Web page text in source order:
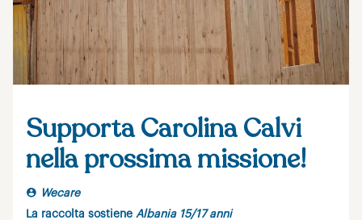
Supporta Carolina Calvi
nella prossima missione!
Wecare
La raccolta sostiene Albania 15/17 anni